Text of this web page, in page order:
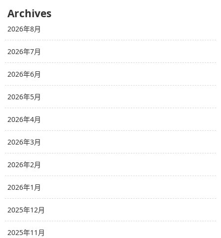
Archives
2026年8月
2026年7月
2026年6月
2026年5月
2026年4月
2026年3月
2026年2月
2026年1月
2025年12月
2025年11月